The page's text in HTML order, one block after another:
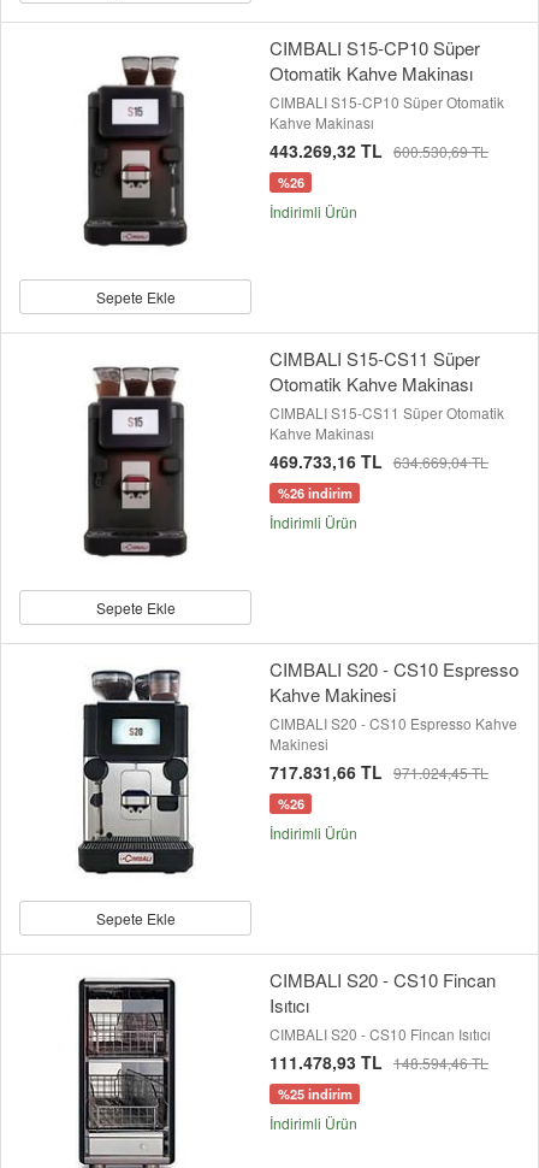
Sepete Ekle
CIMBALI S15-CP10 Süper
Otomatik Kahve Makinası
CIMBALI S15-CP10 Süper Otomatik
Kahve Makinası
443.269,32 TL 600.530,69 TL
%26
İndirimli Ürün
Sepete Ekle
CIMBALI S15-CS11 Süper
Otomatik Kahve Makinası
CIMBALI S15-CS11 Süper Otomatik
Kahve Makinası
469.733,16 TL 634.669,04 TL
%26 indirim
İndirimli Ürün
Sepete Ekle
CIMBALI S20 - CS10 Espresso
Kahve Makinesi
CIMBALI S20 - CS10 Espresso Kahve
Makinesi
717.831,66 TL 971.024,45 TL
%26
İndirimli Ürün
CIMBALI S20 - CS10 Fincan
Isıtıcı
CIMBALI S20 - CS10 Fincan Isıtıcı
111.478,93 TL 148.594,46 TL
%25 indirim
İndirimli Ürün